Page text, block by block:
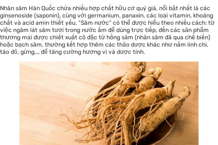
Nhân sâm Hàn Quốc chứa nhiều hợp chất hữu cơ quý giá, nổi bật nhất là các
ginsenoside (saponin), cùng với germanium, panaxin, các loại vitamin, khoáng
chất và acid amin thiết yếu. “Sâm nước” có thể được hiểu theo nhiều cách: từ
việc ngâm lát sâm tươi trong nước ấm để dùng trực tiếp, đến các sản phẩm
thương mại được chiết xuất cô đặc từ hồng sâm (nhân sâm đã qua chế biến)
hoặc bạch sâm, thường kết hợp thêm các thảo dược khác như nấm linh chi,
táo đỏ, gừng,… để tăng cường hương vị và dược tính.